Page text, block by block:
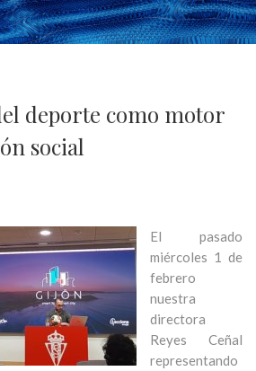
deporte como motor
social
El pasado
miércoles 1 de
febrero
nuestra
directora
Reyes Ceñal
representando